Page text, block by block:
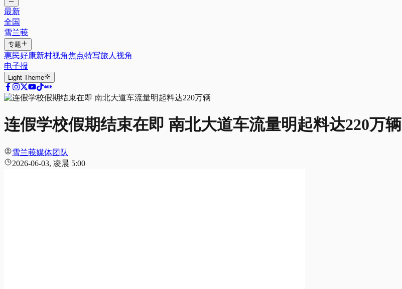
最新
全国
雪兰莪
专题
惠民好康新村视角焦点特写旅人视角
电子报
Light Theme
连假学校假期结束在即 南北大道车流量明起料达220万辆
雪兰莪媒体团队
2026-06-03, 凌晨 5:00